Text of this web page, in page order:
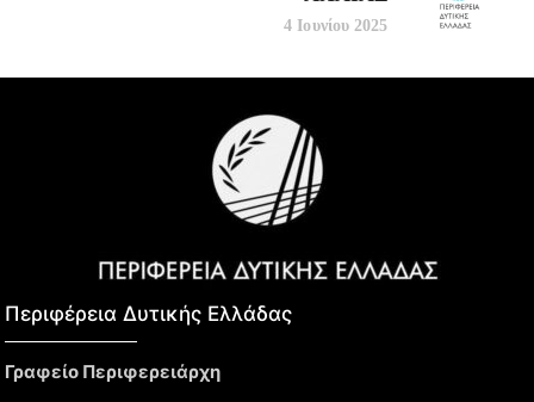
4 Ιουνίου 2025
Περιφέρεια Δυτικής Ελλάδας​
Γραφείο Περιφερειάρχη